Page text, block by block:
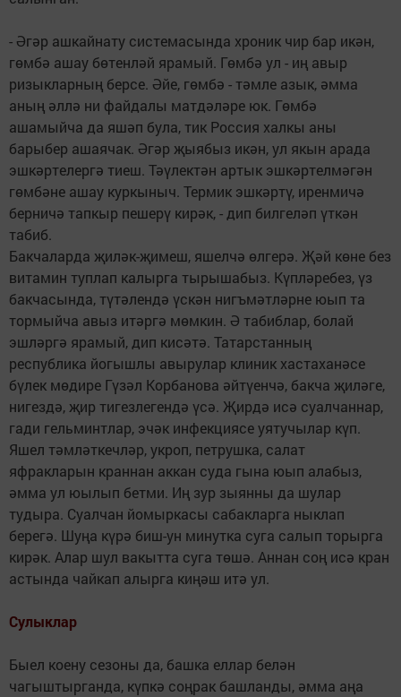
- Әгәр ашкайнату системасында хроник чир бар икән,
гөмбә ашау бөтенләй ярамый. Гөмбә ул - иң авыр
ризыкларның берсе. Әйе, гөмбә - тәмле азык, әмма
аның әллә ни файдалы матдәләре юк. Гөмбә
ашамыйча да яшәп була, тик Россия халкы аны
барыбер ашаячак. Әгәр җыябыз икән, ул якын арада
эшкәртелергә тиеш. Тәүлектән артык эшкәртелмәгән
гөмбәне ашау куркыныч. Термик эшкәртү, иренмичә
берничә тапкыр пешерү кирәк, - дип билгеләп үткән
табиб.
Бакчаларда җиләк-җимеш, яшелчә өлгерә. Җәй көне без
витамин туплап калырга тырышабыз. Күпләребез, үз
бакчасында, түтәлендә үскән нигъмәтләрне юып та
тормыйча авыз итәргә мөмкин. Ә табиблар, болай
эшләргә ярамый, дип кисәтә. Татарстанның
республика йогышлы авырулар клиник хастаханәсе
бүлек мөдире Гүзәл Корбанова әйтүенчә, бакча җиләге,
нигездә, җир тигезлегендә үсә. Җирдә исә суалчаннар,
гади гельминтлар, эчәк инфекциясе уятучылар күп.
Яшел тәмләткечләр, укроп, петрушка, салат
яфракларын краннан аккан суда гына юып алабыз,
әмма ул юылып бетми. Иң зур зыянны да шулар
тудыра. Суалчан йомыркасы сабакларга ныклап
берегә. Шуңа күрә биш-ун минутка суга салып торырга
кирәк. Алар шул вакытта суга төшә. Аннан соң исә кран
астында чайкап алыр­га киңәш итә ул.
Сулыклар
Быел коену сезоны да, башка еллар белән
чагыштырганда, күпкә соңрак башланды, әмма аңа